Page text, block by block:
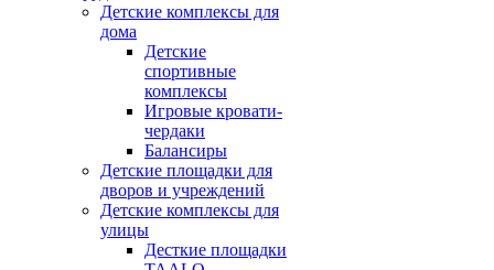
Детские комплексы для
дома
Детские
спортивные
комплексы
Игровые кровати-
чердаки
Балансиры
Детские площадки для
дворов и учреждений
Детские комплексы для
улицы
Десткие площадки